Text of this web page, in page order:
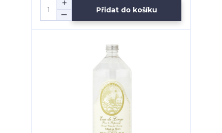
Přidat do košíku